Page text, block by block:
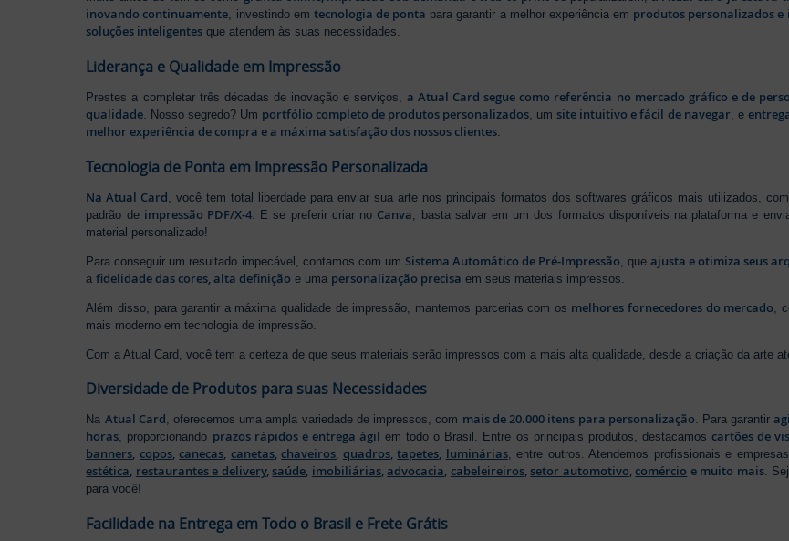
inovando continuamente, investindo em tecnologia de ponta para garantir a melhor experiência em produtos personalizados
soluções inteligentes que atendem às suas necessidades.
Liderança e Qualidade em Impressão
Prestes a completar três décadas de inovação e serviços,a Atual Card segue como referência no mercado gráfico e de
qualidade. Nosso segredo? Um portfólio completo de produtos personalizados, um site intuitivo e fácil de navegar, e
melhor experiência de compra e a máxima satisfação dos nossos clientes.
Tecnologia de Ponta em Impressão Personalizada
Na Atual Card , você tem total liberdade para enviar sua arte nos principais formatos dos softwares gráficos mais utilizados,
padrão de impressão PDF/X-4 . E se preferir criar no Canva , basta salvar em um dos formatos disponíveis na plataforma e
material personalizado!
Para conseguir um resultado impecável, contamos com um Sistema Automático de Pré-Impressão , queajusta e otimiza seus
afidelidade das cores, alta definição e uma personalização precisa em seus materiais impressos.
Além disso, para garantir a máxima qualidade de impressão, mantemos parcerias com os melhores fornecedores do mercado ,
mais moderno em tecnologia de impressão.
Com a Atual Card, você tem a certeza de que seus materiais serão impressos com a mais alta qualidade, desde a criação da arte
Diversidade de Produtos para suas Necessidades
Na Atual Card, oferecemos uma ampla variedade de impressos, com mais de 20.000 itens para personalização. Para garantir
horas, proporcionando prazos rápidos e entrega ágil em todo o Brasil. Entre os principais produtos, destacamos cartões de
banners, copos,canecas, canetas,chaveiros, quadros,tapetes, luminárias, entre outros. Atendemos profissionais e
estética, restaurantes e delivery, saúde, imobiliárias,advocacia, cabeleireiros, setor automotivo,comércio e muito mais.
para você!
Facilidade na Entrega em Todo o Brasil e Frete Grátis